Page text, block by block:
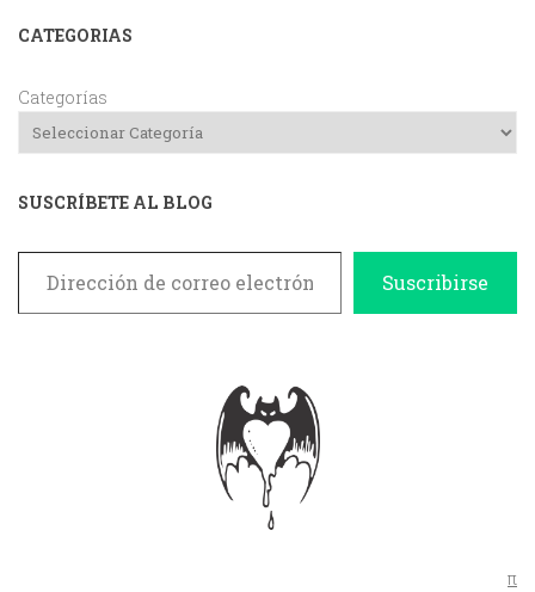
CATEGORIAS
Categorías
SUSCRÍBETE AL BLOG
Dirección de correo electrónico
Suscribirse
π